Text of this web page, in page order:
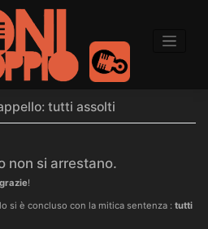
tutti assolti
non si arrestano.
grazie!
si è concluso con la mitica sentenza : tutti